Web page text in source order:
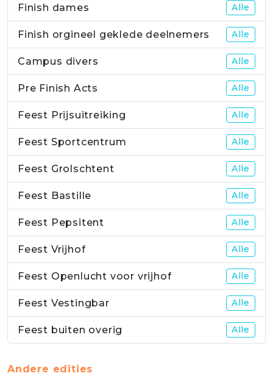
Finish dames Alle
Finish orgineel geklede deelnemers Alle
Campus divers Alle
Pre Finish Acts Alle
Feest Prijsuitreiking Alle
Feest Sportcentrum Alle
Feest Grolschtent Alle
Feest Bastille Alle
Feest Pepsitent Alle
Feest Vrijhof Alle
Feest Openlucht voor vrijhof Alle
Feest Vestingbar Alle
Feest buiten overig Alle
Andere edities